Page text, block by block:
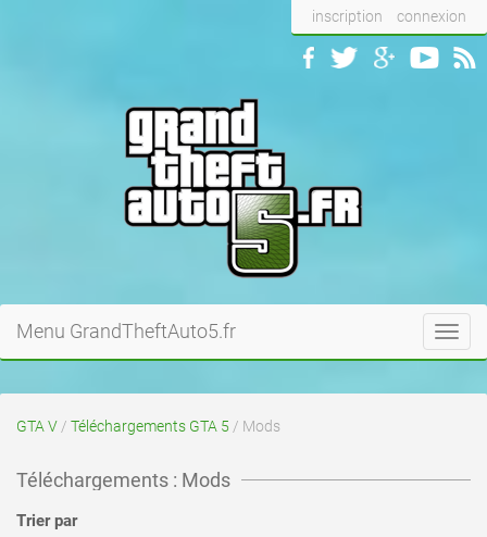
inscription connexion
Menu GrandTheftAuto5.fr
GTA V / Téléchargements GTA 5 / Mods
Téléchargements : Mods
Trier par